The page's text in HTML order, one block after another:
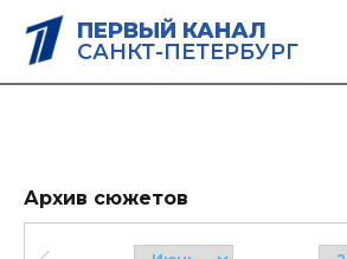
ПЕРВЫЙ КАНАЛ
САНКТ-ПЕТЕРБУРГ
Архив сюжетов